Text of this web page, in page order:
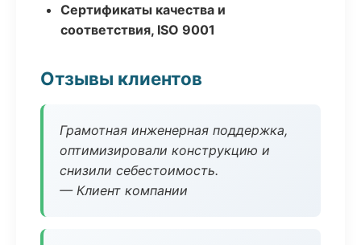
Сертификаты качества и
соответствия, ISO 9001
Отзывы клиентов
Грамотная инженерная поддержка,
оптимизировали конструкцию и
снизили себестоимость.
— Клиент компании